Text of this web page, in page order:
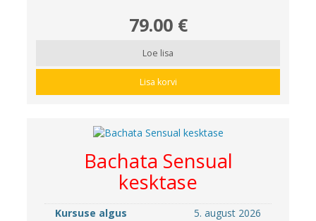
79.00 €
Loe lisa
Lisa korvi
Bachata Sensual
kesktase
Kursuse algus
5. august 2026